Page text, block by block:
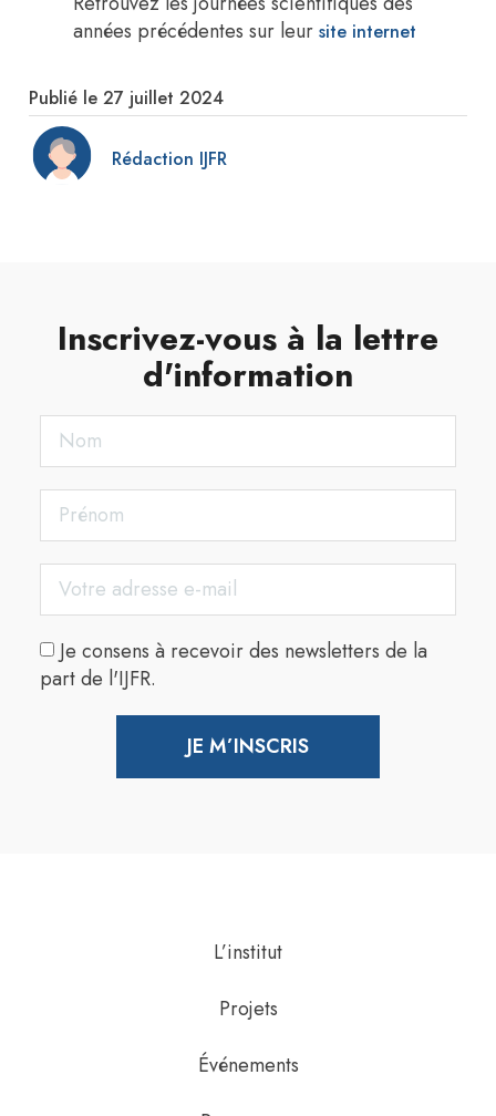
Publié le 27 juillet 2024
Rédaction IJFR
années précédentes sur leur site internet
Inscrivez-vous à la lettre
d'information
Je consens à recevoir des newsletters de la
part de l'IJFR.
JE M’INSCRIS
L’institut
Projets
Événements